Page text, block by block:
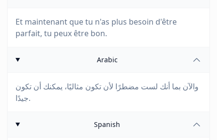
Et maintenant que tu n'as plus besoin d'être
parfait, tu peux être bon.
Arabic
والآن بما أنك لست مضطرًا لأن تكون مثاليًا، يمكنك أن تكون
جيدًا.
Spanish